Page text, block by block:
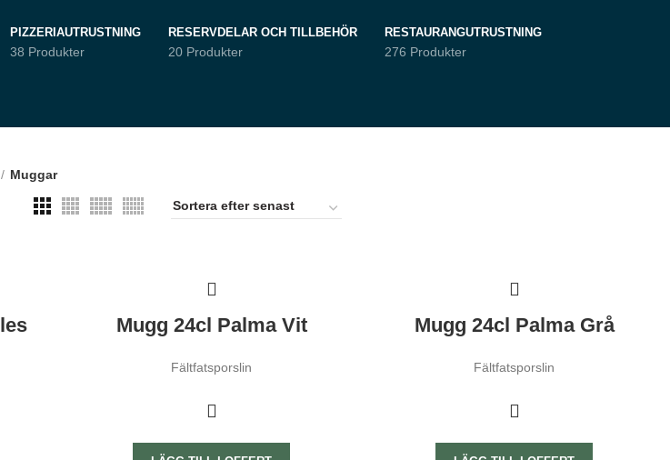
PIZZERIAUTRUSTNING
38 Produkter
RESERVDELAR OCH TILLBEHÖR
20 Produkter
RESTAURANGUTRUSTNING
276 Produkter
Muggar
Mugg 24cl Palma Vit
Fältfatsporslin
Mugg 24cl Palma Grå
Fältfatsporslin